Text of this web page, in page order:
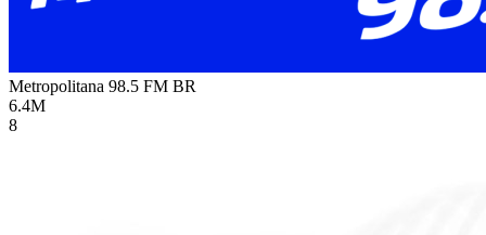
Metropolitana 98.5 FM BR
6.4M
8